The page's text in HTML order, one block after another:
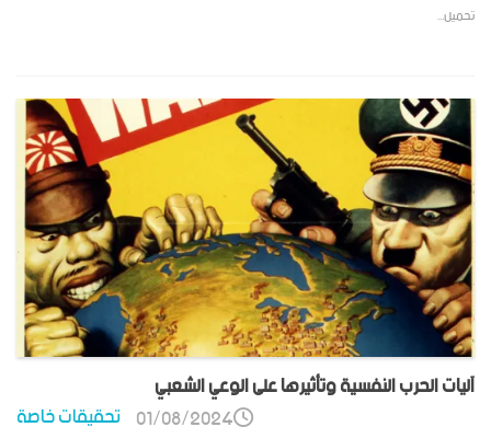
تحميل...
آليات الحرب النفسية وتأثيرها على الوعي الشعبي
تحقيقات خاصة